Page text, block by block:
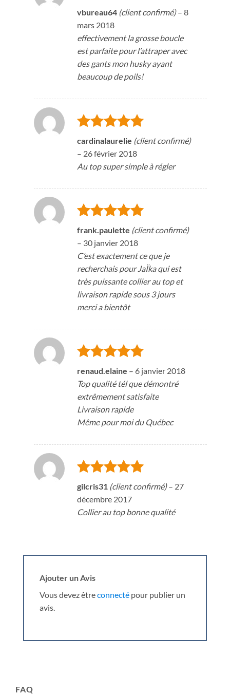
Note5sur
5
vbureau64 (client confirmé) – 8
mars 2018
effectivement la grosse boucle
est parfaite pour l’attraper avec
des gants mon husky ayant
beaucoup de poils!
Note5sur
5
cardinalaurelie (client confirmé)
– 26 février 2018
Au top super simple à régler
Note5sur
5
frank.paulette (client confirmé)
– 30 janvier 2018
C’est exactement ce que je
recherchais pour JaÏka qui est
très puissante collier au top et
livraison rapide sous 3 jours
merci a bientôt
Note5sur
5
renaud.elaine – 6 janvier 2018
Top qualité tél que démontré
extrêmement satisfaite
Livraison rapide
Même pour moi du Québec
Note5sur
5
gilcris31 (client confirmé) – 27
décembre 2017
Collier au top bonne qualité
Ajouter un Avis
Vous devez êtreconnecté pour publier un
avis.
FAQ